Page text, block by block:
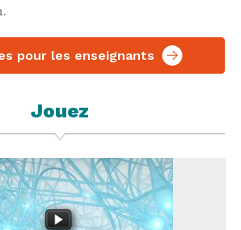
pour les enseignants
Jouez